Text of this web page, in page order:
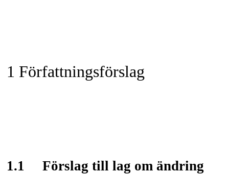
1 Författningsförslag
1.1
Förslag till lag om ändring